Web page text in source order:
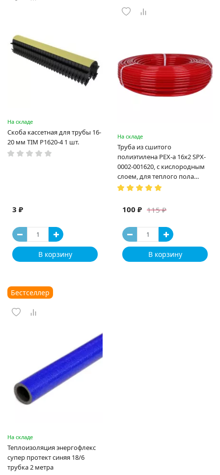
На складе
Скоба кассетная для трубы 16-
20 мм TIM P1620-4 1 шт.
3 ₽
В корзину
На складе
Труба из сшитого
полиэтилена PEX-a 16х2 SPX-
0002-001620, с кислородным
слоем, для теплого пола
(Испания)
115 ₽
100 ₽
В корзину
Бестселлер
На складе
Теплоизоляция энергофлекс
супер протект синяя 18/6
трубка 2 метра